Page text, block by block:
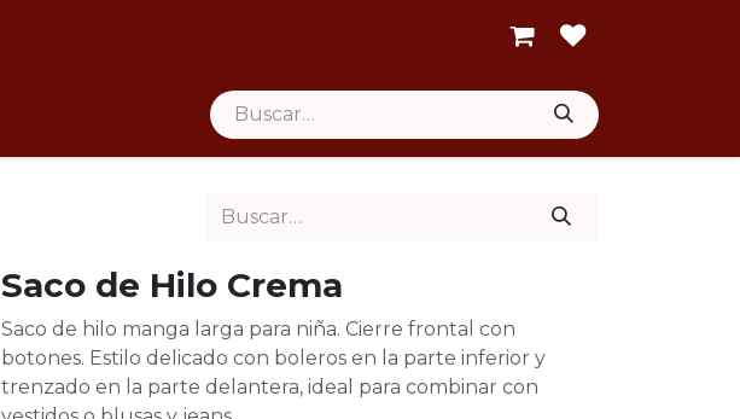
Saco de Hilo Crema
Saco de hilo manga larga para niña. Cierre frontal con
botones. Estilo delicado con boleros en la parte inferior y
trenzado en la parte delantera, ideal para combinar con